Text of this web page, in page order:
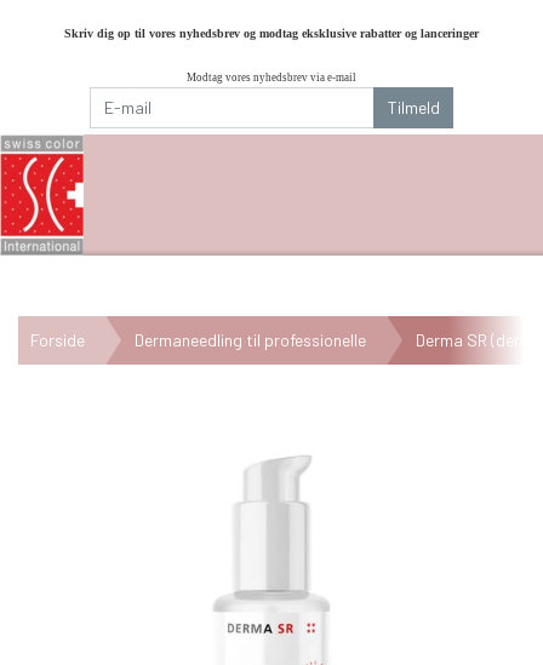
Skriv dig op til vores nyhedsbrev og modtag eksklusive rabatter og lanceringer
Modtag vores nyhedsbrev via e-mail
Tilmeld
Forside Dermaneedling til professionelle Derma SR